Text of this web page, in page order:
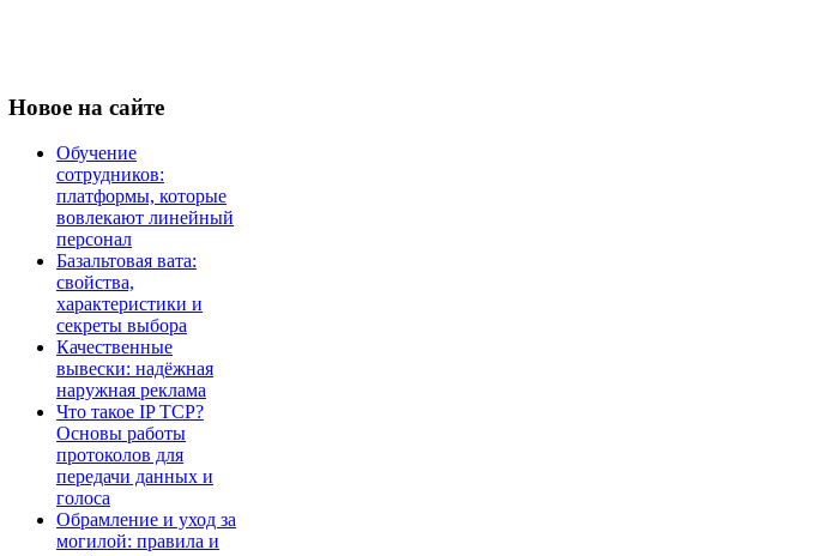
Новое на сайте
Обучение
сотрудников:
платформы, которые
вовлекают линейный
персонал
Базальтовая вата:
свойства,
характеристики и
секреты выбора
Качественные
вывески: надёжная
наружная реклама
Что такое IP TCP?
Основы работы
протоколов для
передачи данных и
голоса
Обрамление и уход за
могилой: правила и